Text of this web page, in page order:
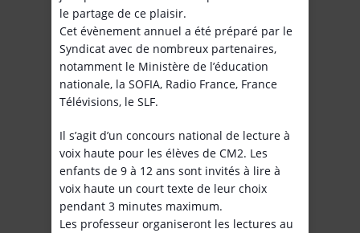
le partage de ce plaisir.
Cet évènement annuel a été préparé par le
Syndicat avec de nombreux partenaires,
notamment le Ministère de l’éducation
nationale, la SOFIA, Radio France, France
Télévisions, le SLF.
Il s’agit d’un concours national de lecture à
voix haute pour les élèves de CM2. Les
enfants de 9 à 12 ans sont invités à lire à
voix haute un court texte de leur choix
pendant 3 minutes maximum.
Les professeur organiseront les lectures au